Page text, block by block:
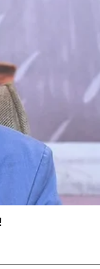
रहस्यमयी कुआं! 5 दिनों से
रहा है कुएं का पानी, Video
हैं। मीडिया में उनका 6
से समझकर उन्हें सटीक और
डिप्लोमैटिक
से अधिक आर्टिकल लिख चुके
मजबूत पकड़ है।